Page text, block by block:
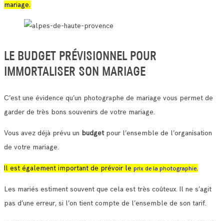
mariage.
LE BUDGET PRÉVISIONNEL POUR
IMMORTALISER SON MARIAGE
C’est une évidence qu’un photographe de mariage vous permet de
garder de très bons souvenirs de votre mariage.
Vous avez déjà prévu un budget pour l’ensemble de l’organisation
de votre mariage.
Il est également important de prévoir le prix de la photographie.
Les mariés estiment souvent que cela est très coûteux. Il ne s’agit
pas d’une erreur, si l’on tient compte de l’ensemble de son tarif.